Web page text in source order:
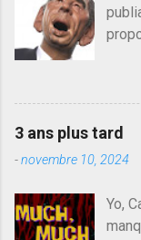
m
m
e
n
r
e
des
et
plus
3 ans plus tard
-novembre 10, 2024
Yo,